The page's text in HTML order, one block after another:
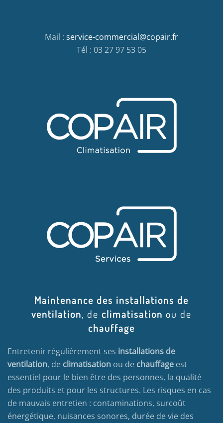
Mail : service-commercial@copair.fr
Tél : 03 27 97 53 05
Maintenance des installations de
ventilation, de climatisation ou de
chauffage
Entretenir régulièrement ses installations de
ventilation, de climatisation ou de chauffage est
essentiel pour le bien être des personnes, la qualité
des produits et pour les structures. Les risques en cas
de mauvais entretien : contaminations, surcoût
énergétique, nuisances sonores, durée de vie des